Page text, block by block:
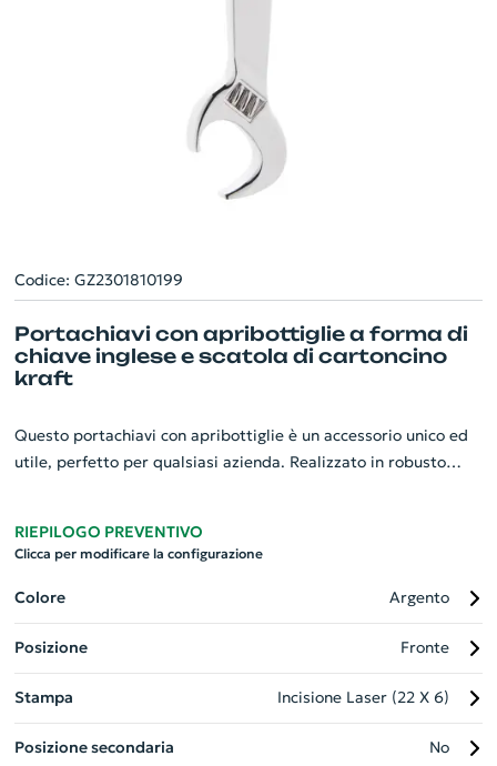
Codice: GZ2301810199
Portachiavi con apribottiglie a forma di
chiave inglese e scatola di cartoncino
kraft
Questo portachiavi con apribottiglie è un accessorio unico ed
utile, perfetto per qualsiasi azienda. Realizzato in robusto
rendendolo sempre utile in qualsiasi situazione. Presentato in
portachiavi è personalizzabile, permettendoti di portare il tuo
marchio sempre con te. Regala ai tuoi clienti o collaboratori un
gadget che non passa inosservato!
RIEPILOGO PREVENTIVO
Clicca per modificare la configurazione
Colore Argento
Posizione Fronte
Stampa Incisione Laser (22 X 6)
Posizione secondaria No